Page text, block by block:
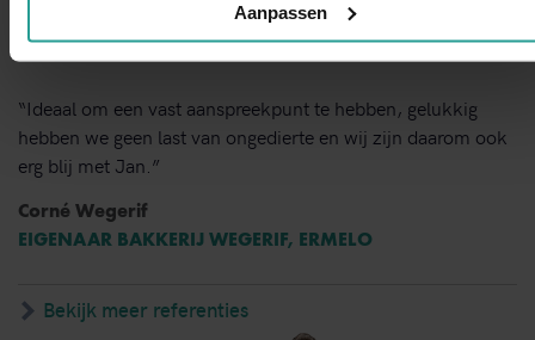
Aanpassen
“Ideaal om een vast aanspreekpunt te hebben, gelukkig
hebben we geen last van ongedierte en wij zijn daarom ook
erg blij met Jan.”
Corné Wegerif
EIGENAAR BAKKERIJ WEGERIF, ERMELO
Bekijk meer referenties